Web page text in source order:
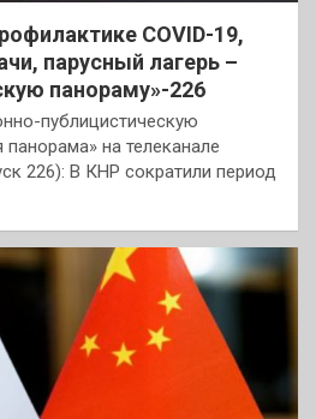
COVID-19,
парусный лагерь –
панораму»-226
публицистическую
на телеканале
226): В КНР сократили период